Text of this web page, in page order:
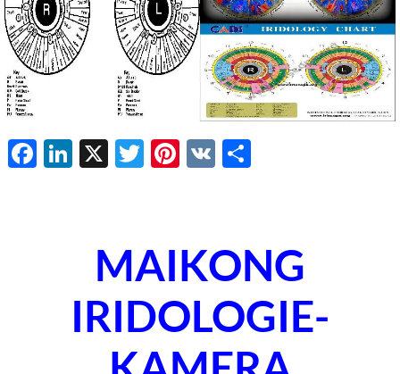
Facebook
LinkedIn
X Twitter
Pinterest
VK
MAIKONG
IRIDOLOGIE-